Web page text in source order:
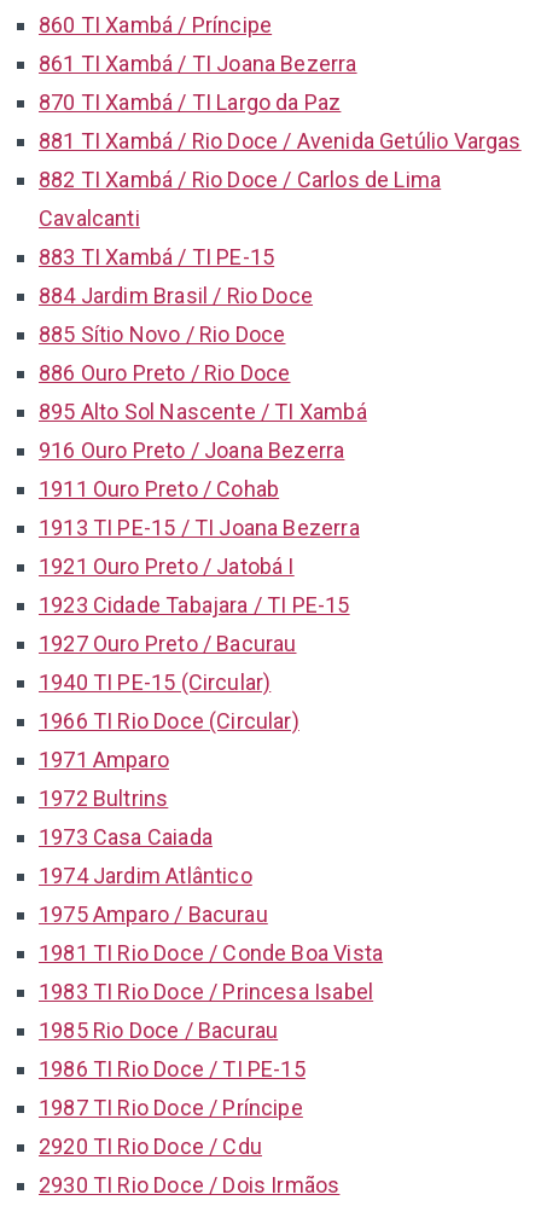
860 TI Xambá / Príncipe
861 TI Xambá / TI Joana Bezerra
870 TI Xambá / TI Largo da Paz
881 TI Xambá / Rio Doce / Avenida Getúlio Vargas
882 TI Xambá / Rio Doce / Carlos de Lima
Cavalcanti
883 TI Xambá / TI PE-15
884 Jardim Brasil / Rio Doce
885 Sítio Novo / Rio Doce
886 Ouro Preto / Rio Doce
895 Alto Sol Nascente / TI Xambá
916 Ouro Preto / Joana Bezerra
1911 Ouro Preto / Cohab
1913 TI PE-15 / TI Joana Bezerra
1921 Ouro Preto / Jatobá I
1923 Cidade Tabajara / TI PE-15
1927 Ouro Preto / Bacurau
1940 TI PE-15 (Circular)
1966 TI Rio Doce (Circular)
1971 Amparo
1972 Bultrins
1973 Casa Caiada
1974 Jardim Atlântico
1975 Amparo / Bacurau
1981 TI Rio Doce / Conde Boa Vista
1983 TI Rio Doce / Princesa Isabel
1985 Rio Doce / Bacurau
1986 TI Rio Doce / TI PE-15
1987 TI Rio Doce / Príncipe
2920 TI Rio Doce / Cdu
2930 TI Rio Doce / Dois Irmãos